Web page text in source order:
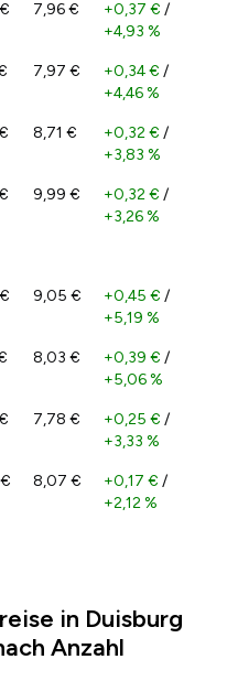
7,96 € +0,37 € /
+4,93 %
7,97 € +0,34 € /
+4,46 %
8,71 € +0,32 € /
+3,83 %
9,99 € +0,32 € /
+3,26 %
9,05 € +0,45 € /
+5,19 %
8,03 € +0,39 € /
+5,06 %
7,78 € +0,25 € /
+3,33 %
8,07 € +0,17 € /
+2,12 %
in Duisburg
Anzahl